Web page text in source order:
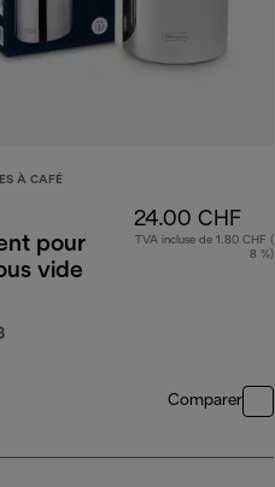
À CAFÉ
pour
vide
24.00 CHF
TVA incluse de 1.80 CHF (
8 %)
Comparer